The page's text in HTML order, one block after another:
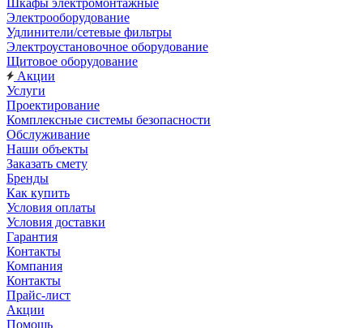
Шкафы электромонтажные
Электрооборудование
Удлинители/сетевые фильтры
Электроустановочное оборудование
Щитовое оборудование
Акции
Услуги
Проектирование
Комплексные системы безопасности
Обслуживание
Наши объекты
Заказать смету
Бренды
Как купить
Условия оплаты
Условия доставки
Гарантия
Контакты
Компания
Контакты
Прайс-лист
Акции
Помощь